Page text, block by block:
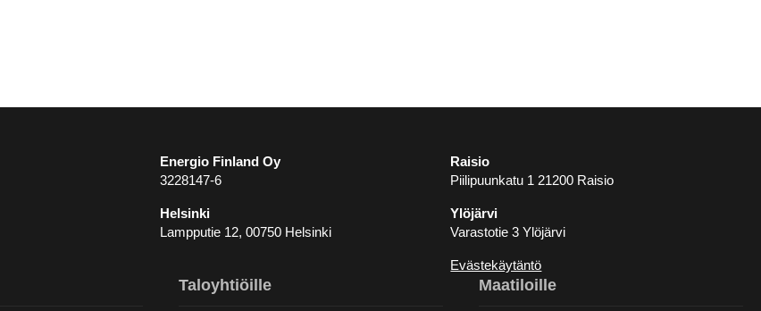
Energio Finland Oy
3228147-6
Helsinki
Lampputie 12, 00750 Helsinki
Raisio
Piilipuunkatu 1 21200 Raisio
Ylöjärvi
Varastotie 3 Ylöjärvi
Evästekäytäntö
Taloyhtiöille Maatiloille